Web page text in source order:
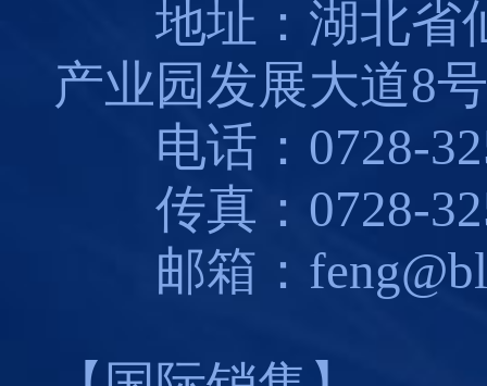
地址：湖北省
产业园发展大道8号
电话：0728-
传真：0728-
邮箱：